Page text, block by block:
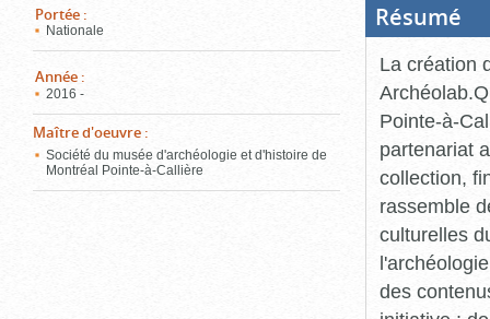
Portée :
Nationale
Année :
2016 -
Maître d'oeuvre :
Société du musée d'archéologie et d'histoire de
Montréal Pointe-à-Callière
Résumé
La création
Pointe-à-
partenariat
collection,
rassemble
culturelles
des